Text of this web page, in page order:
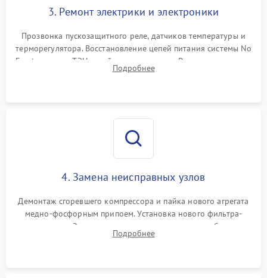
3. Ремонт электрики и электроники
Прозвонка пускозащитного реле, датчиков температуры и
терморегулятора. Восстановление цепей питания системы No
Frost, включая ТЭН оттайки и вентилятор. Ремонт или замена
платы управления при сбоях алгоритмов.
Подробнее
4. Замена неисправных узлов
Демонтаж сгоревшего компрессора и пайка нового агрегата
медно-фосфорным припоем. Установка нового фильтра-
осушителя. Замена изношенных вентиляторов обдува,
сломанных заслонок или поврежденных дверных петель.
Подробнее